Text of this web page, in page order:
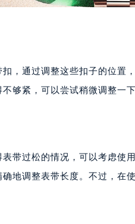
，通过调整这些扣子的位置
够紧，可以尝试稍微调整一下
带过松的情况，可以考虑使
地调整表带长度。不过，在